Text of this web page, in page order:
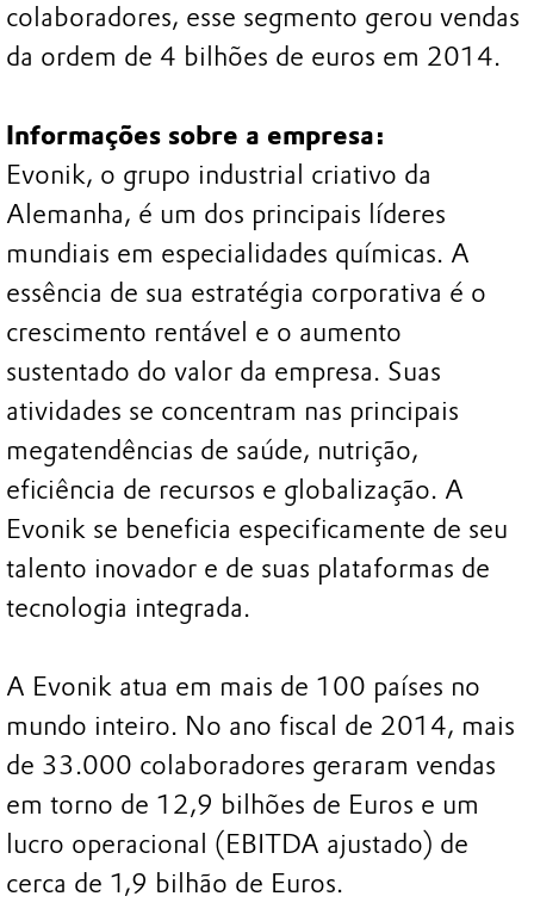
colaboradores, esse segmento gerou vendas
da ordem de 4 bilhões de euros em 2014.
Informações sobre a empresa:
Evonik, o grupo industrial criativo da
Alemanha, é um dos principais líderes
mundiais em especialidades químicas. A
essência de sua estratégia corporativa é o
crescimento rentável e o aumento
sustentado do valor da empresa. Suas
atividades se concentram nas principais
megatendências de saúde, nutrição,
eficiência de recursos e globalização. A
Evonik se beneficia especificamente de seu
talento inovador e de suas plataformas de
tecnologia integrada.
A Evonik atua em mais de 100 países no
mundo inteiro. No ano fiscal de 2014, mais
de 33.000 colaboradores geraram vendas
em torno de 12,9 bilhões de Euros e um
lucro operacional (EBITDA ajustado) de
cerca de 1,9 bilhão de Euros.